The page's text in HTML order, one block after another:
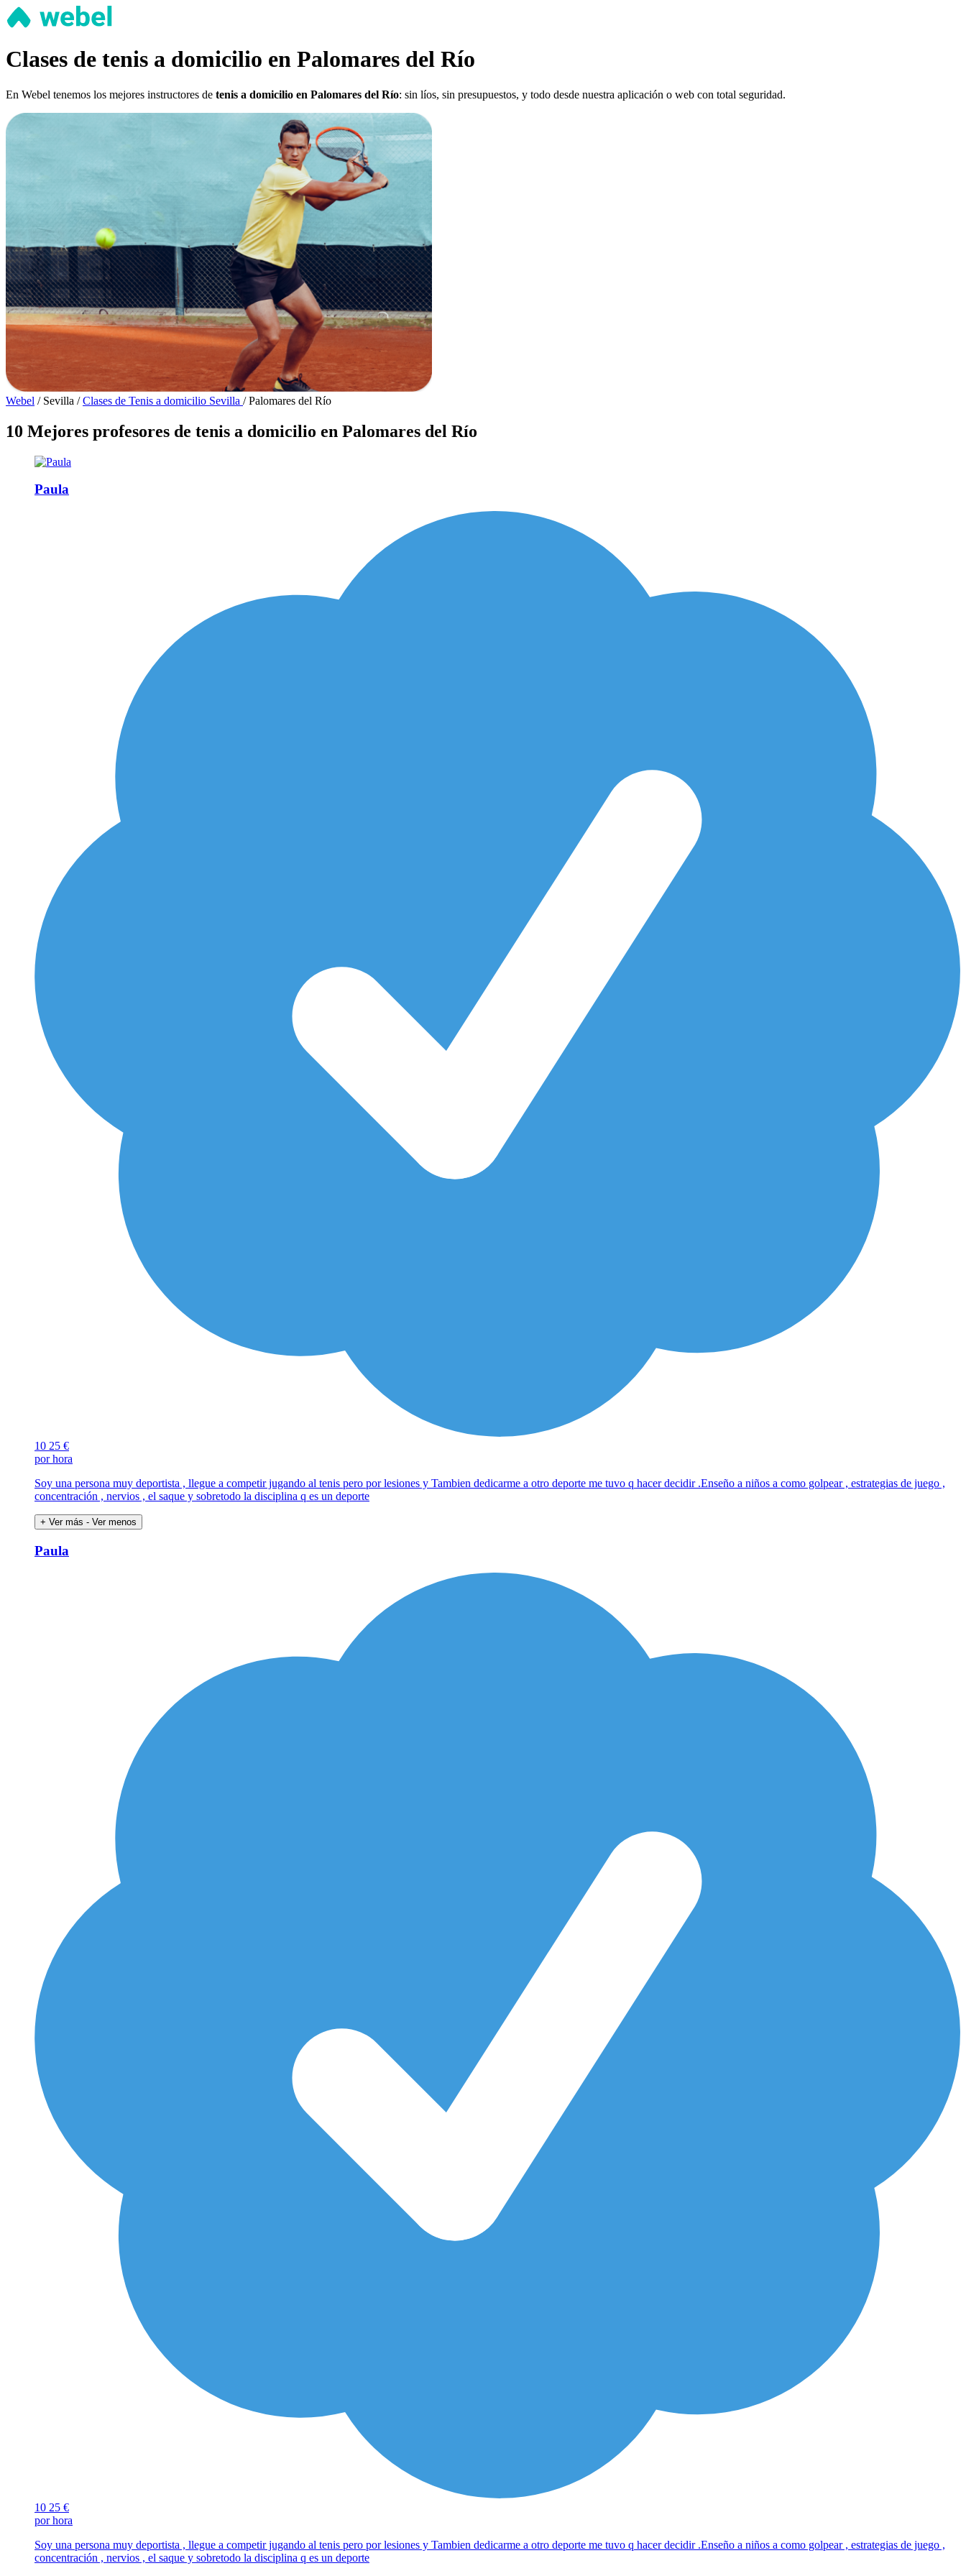
Clases de tenis a domicilio en Palomares del Río
En Webel tenemos los mejores instructores de tenis a domicilio en Palomares del Río: sin líos, sin presupuestos, y todo desde nuestra aplicación o web con total seguridad.
Webel / Sevilla / Clases de Tenis a domicilio Sevilla / Palomares del Río
10 Mejores profesores de tenis a domicilio en Palomares del Río
Paula
10 25 €
por hora
Soy una persona muy deportista , llegue a competir jugando al tenis pero por lesiones y Tambien dedicarme a otro deporte me tuvo q hacer decidir .Enseño a niños a como golpear , estrategias de juego ,
concentración , nervios , el saque y sobretodo la disciplina q es un deporte
+ Ver más - Ver menos
Paula
10 25 €
por hora
Soy una persona muy deportista , llegue a competir jugando al tenis pero por lesiones y Tambien dedicarme a otro deporte me tuvo q hacer decidir .Enseño a niños a como golpear , estrategias de juego ,
concentración , nervios , el saque y sobretodo la disciplina q es un deporte